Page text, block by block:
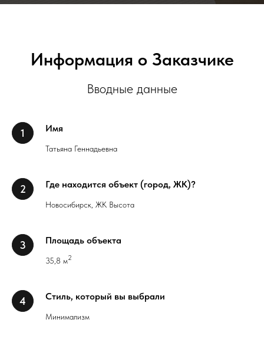
Информация о Заказчике
Вводные данные
Имя
Татьяна Геннадьевна
Где находится объект (город, ЖК)?
Новосибирск, ЖК Высота
Площадь объекта
35,8 м2
Стиль, который вы выбрали
Минимализм